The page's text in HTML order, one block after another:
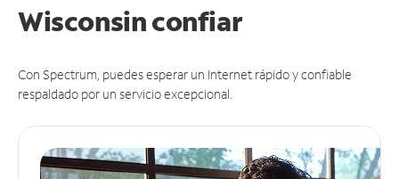
Wisconsinconfiar
Con Spectrum, puedes esperar un Internet rápido y confiable
respaldado por un servicio excepcional.